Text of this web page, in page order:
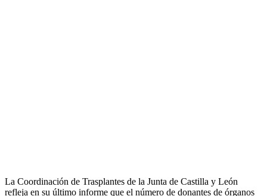
La Coordinación de Trasplantes de la Junta de Castilla y León
refleja en su último informe que el número de donantes de órganos